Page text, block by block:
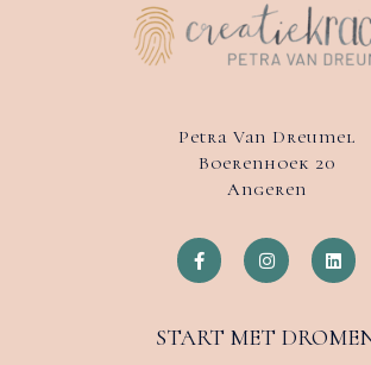
Petra Van Dreumel
Boerenhoek 20
Angeren
START MET